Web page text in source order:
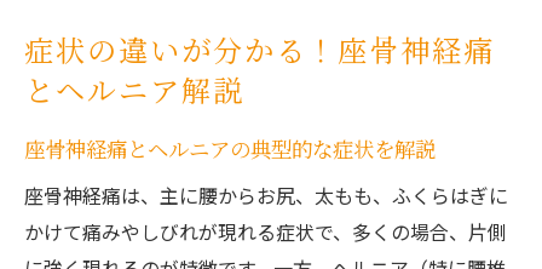
症状の違いが分かる！座骨神経痛
とヘルニア解説
座骨神経痛とヘルニアの典型的な症状を解説
座骨神経痛は、主に腰からお尻、太もも、ふくらはぎに
かけて痛みやしびれが現れる症状で、多くの場合、片側